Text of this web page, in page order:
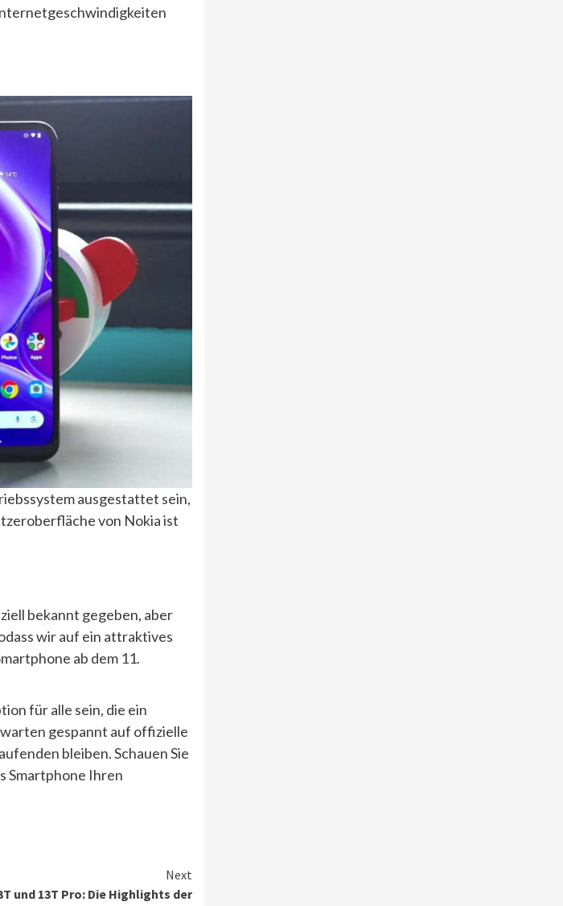
ausgestattet sein,
von Nokia ist
bekannt gegeben, aber
wir auf ein attraktives
ab dem 11.
für alle sein, die ein
gespannt auf offizielle
bleiben. Schauen Sie
Smartphone Ihren
Next
und 13T Pro: Die Highlights der